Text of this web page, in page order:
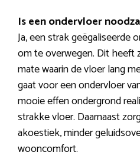
Is een ondervloer
Ja, een strak geëgaliseerde
om te overwegen. Dit heeft
mate waarin de vloer lang
gaat voor een ondervloer
mooie effen ondergrond
strakke vloer. Daarnaast
akoestiek, minder
wooncomfort.